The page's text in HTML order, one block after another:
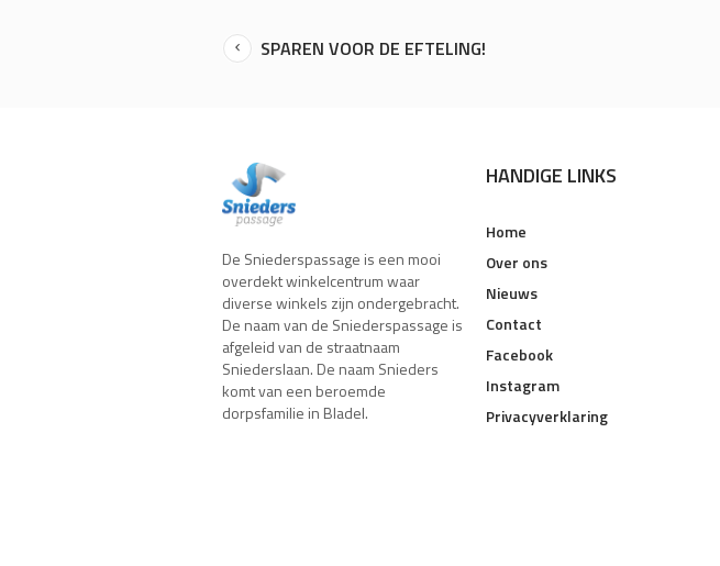
SPAREN VOOR DE EFTELING!
De Sniederspassage is een mooi
overdekt winkelcentrum waar
diverse winkels zijn ondergebracht.
De naam van de Sniederspassage is
afgeleid van de straatnaam
Sniederslaan. De naam Snieders
komt van een beroemde
dorpsfamilie in Bladel.
HANDIGE LINKS
Home
Over ons
Nieuws
Contact
Facebook
Instagram
Privacyverklaring